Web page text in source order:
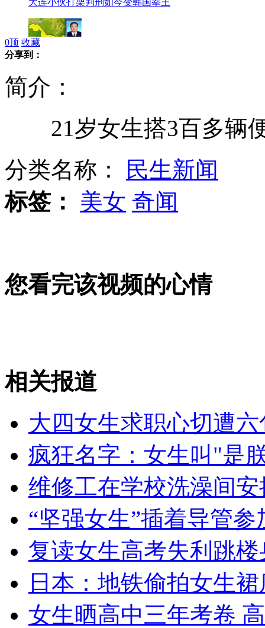
"风光"归国有 黑龙江做法或涉嫌违法
航天员祝贺蛟龙深浅7000米成功
瑞士"喷气飞人"与客机共同飞翔
山西运城恶犬咬伤多人 警民合力深夜将其击毙
女孩北京地铁殴打老人 痛下狠手拳打脚踢
无痛分娩是否安全 医生回应
外交部：反对强权政治霸凌主义
外交部：有关国家言论片面不公正
0顶 收藏
分享到：
简介：
21岁女生搭3百多辆
分类名称：
民生新闻
标签：
美女 奇闻
您看完该视频的心情
相关报道
大四女生求职心切遭
疯狂名字：女生叫"是
维修工在学校洗澡间
“坚强女生”插着导管参
复读女生高考失利跳
日本：地铁偷拍女生
女生晒高中三年考卷